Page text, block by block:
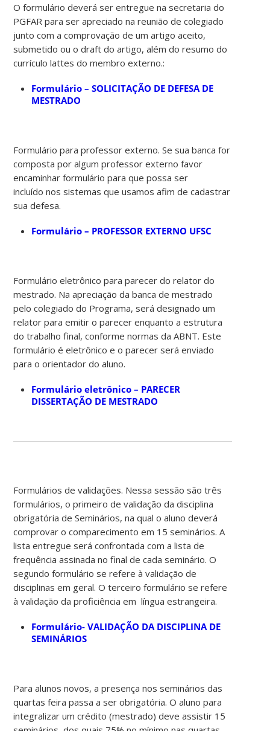
O formulário deverá ser entregue na secretaria do
PGFAR para ser apreciado na reunião de colegiado
junto com a comprovação de um artigo aceito,
submetido ou o draft do artigo, além do resumo do
currículo lattes do membro externo.:
Formulário – SOLICITAÇÃO DE DEFESA DE
MESTRADO
Formulário para professor externo. Se sua banca for
composta por algum professor externo favor
encaminhar formulário para que possa ser
incluído nos sistemas que usamos afim de cadastrar
sua defesa.
Formulário – PROFESSOR EXTERNO UFSC
Formulário eletrônico para parecer do relator do
mestrado. Na apreciação da banca de mestrado
pelo colegiado do Programa, será designado um
relator para emitir o parecer enquanto a estrutura
do trabalho final, conforme normas da ABNT. Este
formulário é eletrônico e o parecer será enviado
para o orientador do aluno.
Formulário eletrônico – PARECER
DISSERTAÇÃO DE MESTRADO
Formulários de validações. Nessa sessão são três
formulários, o primeiro de validação da disciplina
obrigatória de Seminários, na qual o aluno deverá
comprovar o comparecimento em 15 seminários. A
lista entregue será confrontada com a lista de
frequência assinada no final de cada seminário. O
segundo formulário se refere à validação de
disciplinas em geral. O terceiro formulário se refere
à validação da proficiência em língua estrangeira.
Formulário- VALIDAÇÃO DA DISCIPLINA DE
SEMINÁRIOS
Para alunos novos, a presença nos seminários das
quartas feira passa a ser obrigatória. O aluno para
integralizar um crédito (mestrado) deve assistir 15